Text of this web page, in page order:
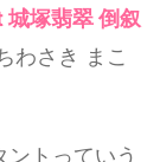
塚翡翠 倒叙
わさき まこ
ントっていう